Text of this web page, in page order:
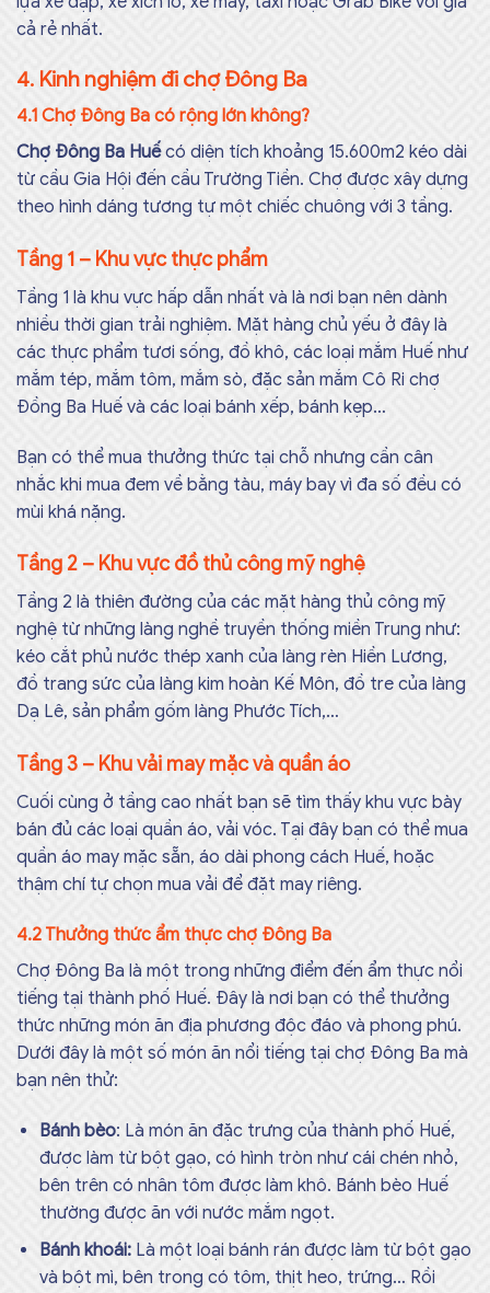
cả rẻ nhất.
4. Kinh nghiệm đi chợ Đông Ba
4.1 Chợ Đông Ba có rộng lớn không?
Chợ Đông Ba Huếcó diện tích khoảng 15.600m2 kéo dài
từ cầu Gia Hội đến cầu Trường Tiền. Chợ được xây dựng
theo hình dáng tương tự một chiếc chuông với 3 tầng.
Tầng 1 – Khu vực thực phẩm
Tầng 1 là khu vực hấp dẫn nhất và là nơi bạn nên dành
nhiều thời gian trải nghiệm. Mặt hàng chủ yếu ở đây là
các thực phẩm tươi sống, đồ khô, các loại mắm Huế như
mắm tép, mắm tôm, mắm sò, đặc sản mắm Cô Ri chợ
Đồng Ba Huế và các loại bánh xếp, bánh kẹp…
Bạn có thể mua thưởng thức tại chỗ nhưng cần cân
nhắc khi mua đem về bằng tàu, máy bay vì đa số đều có
mùi khá nặng.
Tầng 2 – Khu vực đồ thủ công mỹ nghệ
Tầng 2 là thiên đường của các mặt hàng thủ công mỹ
nghệ từ những làng nghề truyền thống miền Trung như:
kéo cắt phủ nước thép xanh của làng rèn Hiền Lương,
đồ trang sức của làng kim hoàn Kế Môn, đồ tre của làng
Dạ Lê, sản phẩm gốm làng Phước Tích,…
Tầng 3 – Khu vải may mặc và quần áo
Cuối cùng ở tầng cao nhất bạn sẽ tìm thấy khu vực bày
bán đủ các loại quần áo, vải vóc. Tại đây bạn có thể mua
quần áo may mặc sẵn, áo dài phong cách Huế, hoặc
thậm chí tự chọn mua vải để đặt may riêng.
4.2 Thưởng thức ẩm thực chợ Đông Ba
Chợ Đông Ba là một trong những điểm đến ẩm thực nổi
tiếng tại thành phố Huế. Đây là nơi bạn có thể thưởng
thức những món ăn địa phương độc đáo và phong phú.
Dưới đây là một số món ăn nổi tiếng tại chợ Đông Ba mà
bạn nên thử:
Bánh bèo: Là món ăn đặc trưng của thành phố Huế,
được làm từ bột gạo, có hình tròn như cái chén nhỏ,
bên trên có nhân tôm được làm khô. Bánh bèo Huế
thường được ăn với nước mắm ngọt.
Bánh khoái:Là một loại bánh rán được làm từ bột gạo
và bột mì, bên trong có tôm, thịt heo, trứng… Rồi